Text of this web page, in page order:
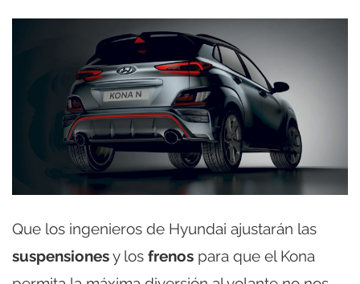
Que los ingenieros de Hyundai ajustarán las
suspensionesy los frenos para que el Kona